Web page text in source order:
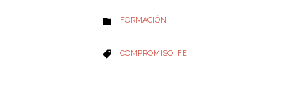
 CATEGORY
FORMACIÓN
 CATEGORY
COMPROMISO, FE